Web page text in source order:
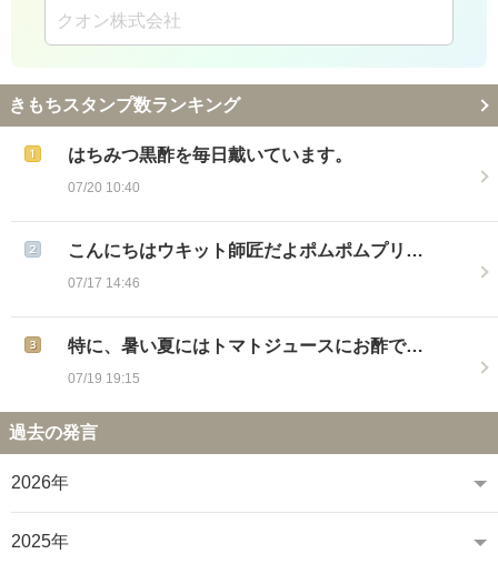
クオン株式会社
きもちスタンプ数ランキング
はちみつ黒酢を毎日戴いています。
07/20 10:40
こんにちはウキット師匠だよポムポムプリ…
07/17 14:46
特に、暑い夏にはトマトジュースにお酢で…
07/19 19:15
過去の発言
2026年
2025年